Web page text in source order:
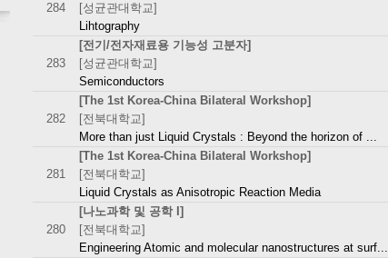
284
[성균관대학교]
Lihtography
283
[전기/전자재료용 기능성 고분자]
[성균관대학교]
Semiconductors
282
[The 1st Korea-China Bilateral Workshop]
[전북대학교]
More than just Liquid Crystals : Beyond the horizon of ...
281
[The 1st Korea-China Bilateral Workshop]
[전북대학교]
Liquid Crystals as Anisotropic Reaction Media
280
[나노과학 및 공학 I]
[전북대학교]
Engineering Atomic and molecular nanostructures at surf...